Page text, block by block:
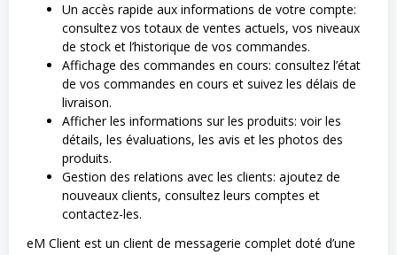
Un accès rapide aux informations de votre compte:
consultez vos totaux de ventes actuels, vos niveaux
de stock et l’historique de vos commandes.
Affichage des commandes en cours: consultez l’état
de vos commandes en cours et suivez les délais de
livraison.
Afficher les informations sur les produits: voir les
détails, les évaluations, les avis et les photos des
produits.
Gestion des relations avec les clients: ajoutez de
nouveaux clients, consultez leurs comptes et
contactez-les.
eM Client est un client de messagerie complet doté d’une